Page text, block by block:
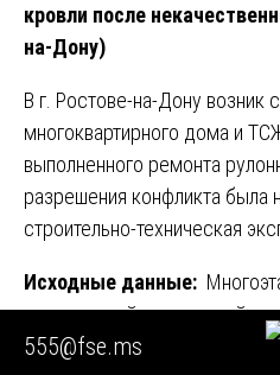
кровли после
на-Дону)
В г. Ростове-на-Дону
многоквартирного дома и
выполненного ремонта
разрешения конфликта была
строительно-техническая
Исходные данные:
года постройки с плоской
Внеочередной ремонт
555@fse.ms